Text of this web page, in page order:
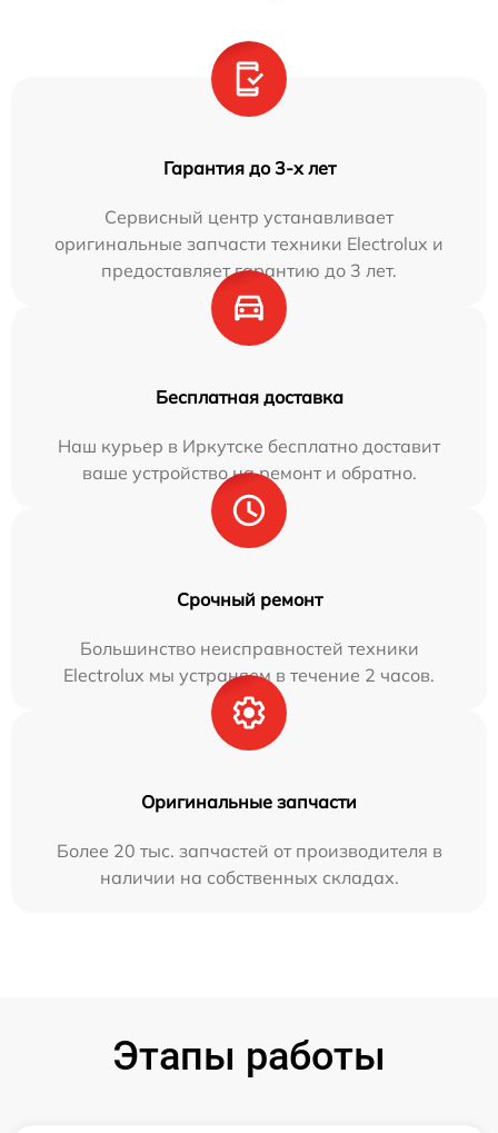
Гарантия до 3-х лет
Сервисный центр устанавливает
оригинальные запчасти техники Electrolux и
предоставляет гарантию до 3 лет.
Бесплатная доставка
Наш курьер в Иркутске бесплатно доставит
ваше устройство на ремонт и обратно.
Срочный ремонт
Большинство неисправностей техники
Electrolux мы устраняем в течение 2 часов.
Оригинальные запчасти
Более 20 тыс. запчастей от производителя в
наличии на собственных складах.
Этапы работы